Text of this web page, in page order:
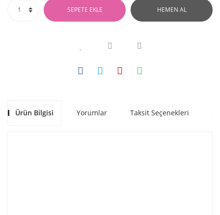
SEPETE EKLE HEMEN AL
Ürün Bilgisi Yorumlar Taksit Seçenekleri